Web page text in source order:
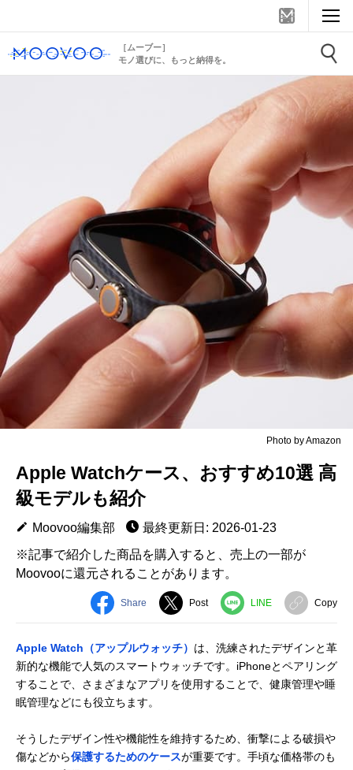
［ムーブー］
モノ選びに、もっと納得を。
Photo by Amazon
Apple Watchケース、おすすめ10選 高
級モデルも紹介
Moovoo編集部
最終更新日: 2026-01-23
※記事で紹介した商品を購入すると、売上の一部が
Moovooに還元されることがあります。
Share Post LINE Copy
Apple Watch（アップルウォッチ） は、洗練されたデザインと革
新的な機能で人気のスマートウォッチです。iPhoneとペアリング
することで、さまざまなアプリを使用することで、健康管理や睡
眠管理などにも役立ちます。
そうしたデザイン性や機能性を維持するため、衝撃による破損や
傷などから保護するためのケースが重要です。手頃な価格帯のも